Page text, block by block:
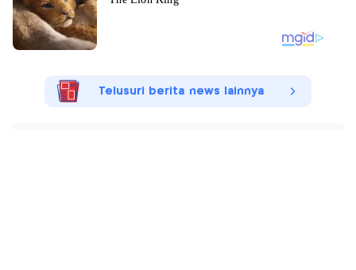
Telusuri berita news lainnya